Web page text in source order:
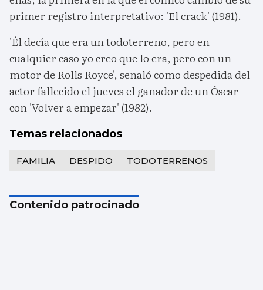
primer registro interpretativo: 'El crack' (1981).
'Él decía que era un todoterreno, pero en
cualquier caso yo creo que lo era, pero con un
motor de Rolls Royce', señaló como despedida del
actor fallecido el jueves el ganador de un Óscar
con 'Volver a empezar' (1982).
Temas relacionados
FAMILIA DESPIDO TODOTERRENOS
Contenido patrocinado